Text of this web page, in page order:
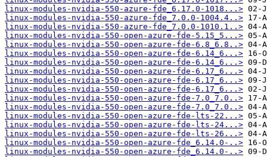
linux-modules-nvidia-550-azure-fde_6.17.0-1018...>
linux-modules-nvidia-550-azure-fde_7.0.0-1004.4..>
linux-modules-nvidia-550-azure-fde_7.0.0-1010.1..>
linux-modules-nvidia-550-open-azure-fde-5.15_5...>
linux-modules-nvidia-550-open-azure-fde-6.8_6.8..>
linux-modules-nvidia-550-open-azure-fde-6.14_6...>
linux-modules-nvidia-550-open-azure-fde-6.14_6...>
linux-modules-nvidia-550-open-azure-fde-6.17_6...>
linux-modules-nvidia-550-open-azure-fde-6.17_6...>
linux-modules-nvidia-550-open-azure-fde-6.17_6...>
linux-modules-nvidia-550-open-azure-fde-7.0_7.0..>
linux-modules-nvidia-550-open-azure-fde-7.0_7.0..>
linux-modules-nvidia-550-open-azure-fde-lts-22...>
linux-modules-nvidia-550-open-azure-fde-lts-24...>
linux-modules-nvidia-550-open-azure-fde-lts-26...>
linux-modules-nvidia-550-open-azure-fde_6.14.0-..>
linux-modules-nvidia-550-open-azure-fde_6.14.0-..>